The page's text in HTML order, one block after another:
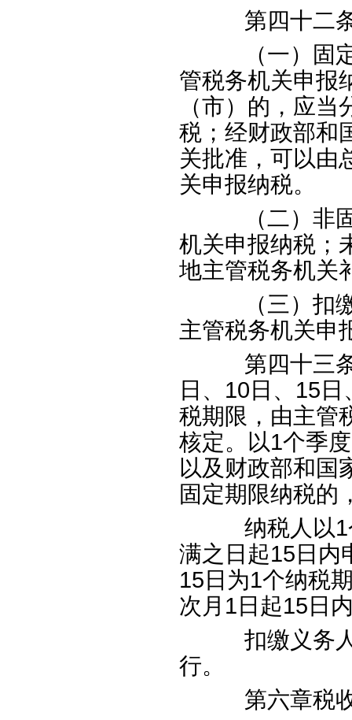
第四十二条
（一）固定
管税务机关申报
（市）的，应
税；经财政部和
关批准，可以由
关申报纳税。
（二）非固
机关申报纳税；
地主管税务机关
（三）扣缴
主管税务机关申
第四十三条
日、 10 日、 15 日
税期限，由主管
核定。以1个季
以及财政部和国
固定期限纳税的
纳税人以1
满之日起15 日内
15 日为1个纳税
次月 1 日起15 日
扣缴义务人
行。
第六章税